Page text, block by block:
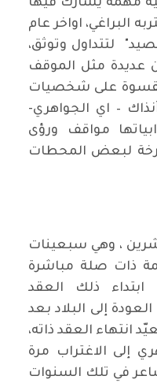
مهمة يشارك فيها
البراغي، اواخر عام
لتتداول وتوثق،
مثل الموقف
بقسوة على شخصيات
– اي الجواهري-
مواقف ورؤى
لبعض المحطات
، وهي سبعينات
ذات صلة مباشرة
ابتداء ذلك العقد
إلى البلاد بعد
انتهاء العقد ذاته،
إلى الاغتراب مرة
في تلك السنوات